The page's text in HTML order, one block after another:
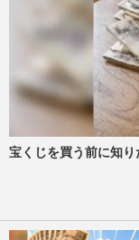
宝くじを買う前に知り